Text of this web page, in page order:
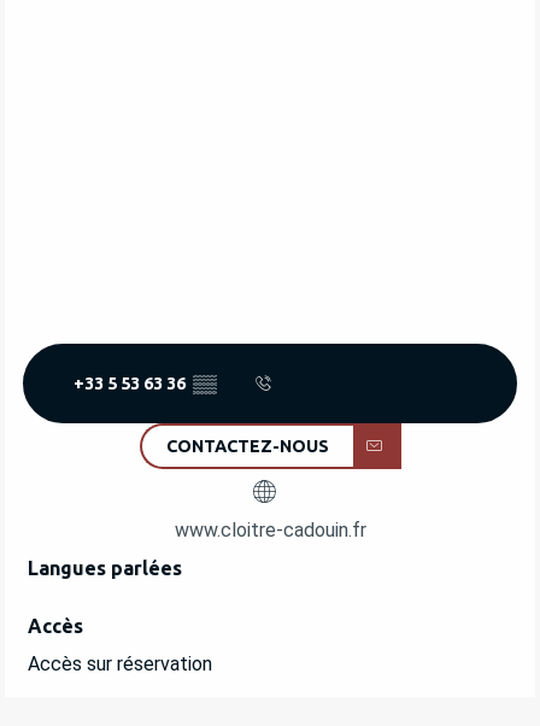
+33 5 53 63 36 ▒▒
CONTACTEZ-NOUS
www.cloitre-cadouin.fr
Langues parlées
Langues parlées
Accès
Accès
Accès sur réservation